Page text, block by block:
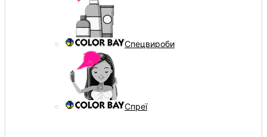
Спецвироби
Спреї